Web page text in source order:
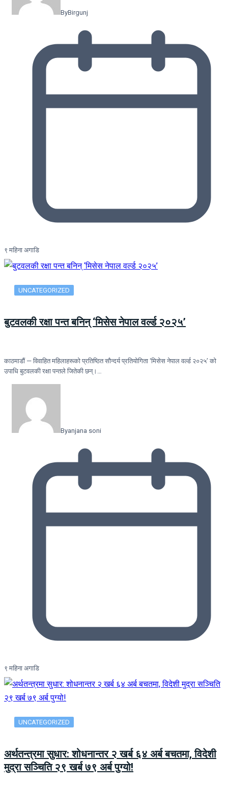
ByBirgunj
९ महिना अगाडि
UNCATEGORIZED
बुटवलकी रक्षा पन्त बनिन् ‘मिसेस नेपाल वर्ल्ड २०२५’
काठमाडौं — विवाहित महिलाहरूको प्रतिष्ठित सौन्दर्य प्रतियोगिता ‘मिसेस नेपाल वर्ल्ड २०२५’ को
उपाधि बुटवलकी रक्षा पन्तले जितेकी छन्।…
Byanjana soni
९ महिना अगाडि
UNCATEGORIZED
अर्थतन्त्रमा सुधार: शोधनान्तर २ खर्ब ६४ अर्ब बचतमा, विदेशी
मुद्रा सञ्चिति २९ खर्ब ७९ अर्ब पुग्यो!